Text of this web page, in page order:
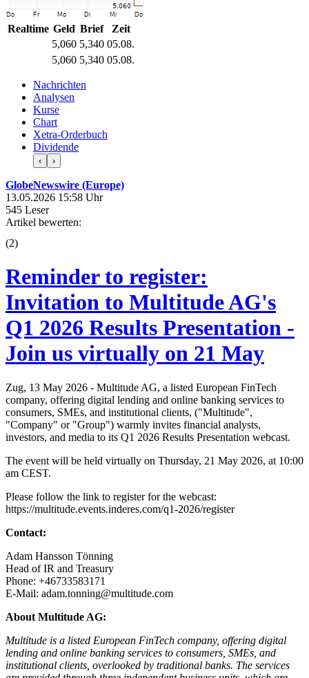
Realtime Geld Brief
Zeit
5,060 5,340 05.08.
5,060 5,340 05.08.
Nachrichten
Analysen
Kurse
Chart
Xetra-Orderbuch
Dividende
‹ ›
GlobeNewswire (Europe)
13.05.2026 15:58 Uhr
545 Leser
Artikel bewerten:
(2)
Reminder to register:
Invitation to Multitude AG's
Q1 2026 Results Presentation -
Join us virtually on 21 May
Zug, 13 May 2026 - Multitude AG, a listed European FinTech
company, offering digital lending and online banking services to
consumers, SMEs, and institutional clients, ("Multitude",
"Company" or "Group") warmly invites financial analysts,
investors, and media to its Q1 2026 Results Presentation webcast.
The event will be held virtually on Thursday, 21 May 2026, at 10:00
am CEST.
Please follow the link to register for the webcast:
https://multitude.events.inderes.com/q1-2026/register
Contact:
Adam Hansson Tönning
Head of IR and Treasury
Phone: +46733583171
E-Mail: adam.tonning@multitude.com
About Multitude AG:
Multitude is a listed European FinTech company, offering digital
lending and online banking services to consumers, SMEs, and
institutional clients, overlooked by traditional banks. The services